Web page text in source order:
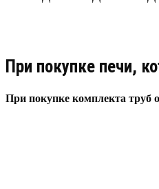
При покупке печи,
При покупке комплекта труб